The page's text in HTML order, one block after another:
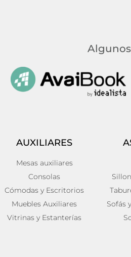
AUXILIARES
Mesas auxiliares
Consolas
Cómodas y Escritorios
Muebles Auxiliares
Vitrinas y Estanterías
Sofás